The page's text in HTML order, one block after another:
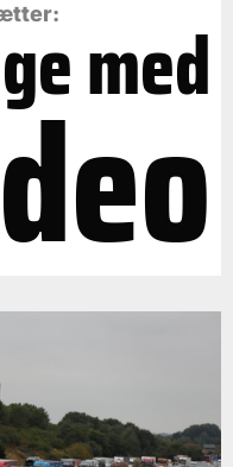
med